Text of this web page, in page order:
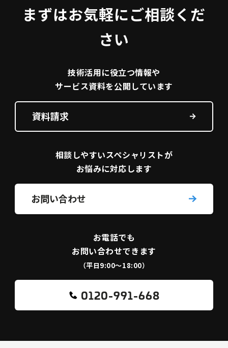
まずはお気軽にご相談くだ
さい
技術活用に役立つ情報や
サービス資料を公開しています
資料請求
相談しやすいスペシャリストが
お悩みに対応します
お問い合わせ
お電話でも
お問い合わせできます
（平日9:00〜18:00）
0120-991-668